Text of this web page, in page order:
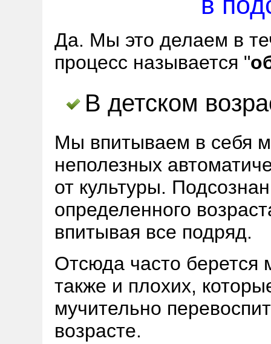
Да. Мы это делаем в
процесс называется "
В детском
Мы впитываем в себя
неполезных
от культуры.
определенного
впитывая все подряд.
Отсюда часто берется
также и плохих,
мучительно
возрасте.